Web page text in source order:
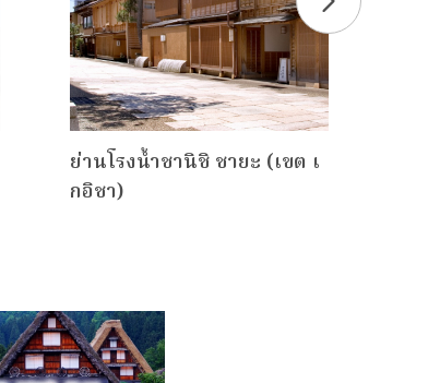
ย่านโรงน้ำชานิชิ ชายะ (เขต เ
กอิชา)